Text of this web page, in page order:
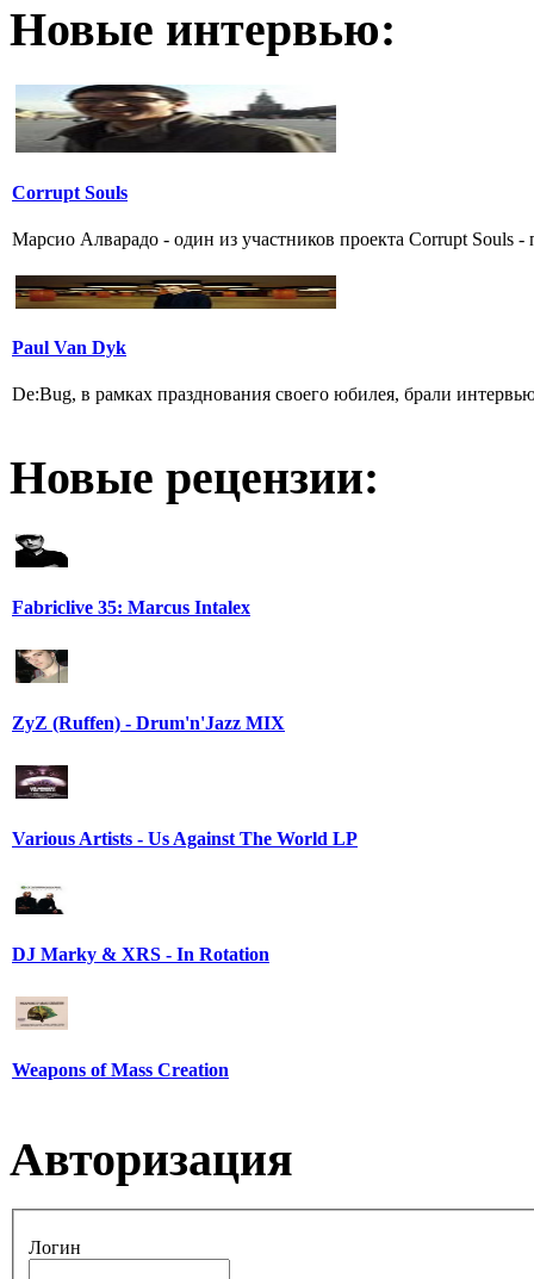
Новые интервью:
Corrupt Souls
Марсио Алварадо - один из участников проекта Corrupt Souls -
Paul Van Dyk
De:Bug, в рамках празднования своего юбилея, брали
Новые рецензии:
Fabriclive 35: Marcus Intalex
ZyZ (Ruffen) - Drum'n'Jazz MIX
Various Artists - Us Against The World LP
DJ Marky & XRS - In Rotation
Weapons of Mass Creation
Авторизация
Логин